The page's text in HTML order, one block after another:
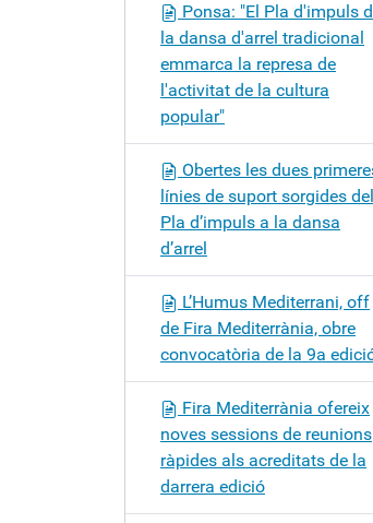
Ponsa: "El Pla d'impuls
la dansa d'arrel tradicional
emmarca la represa de
l'activitat de la cultura
popular"
Obertes les dues
línies de suport sorgides del
Pla d’impuls a la dansa
d’arrel
L’Humus Mediterrani, off
de Fira Mediterrània, obre
convocatòria de la 9a
Fira Mediterrània ofereix
noves sessions de reunions
ràpides als acreditats de la
darrera edició